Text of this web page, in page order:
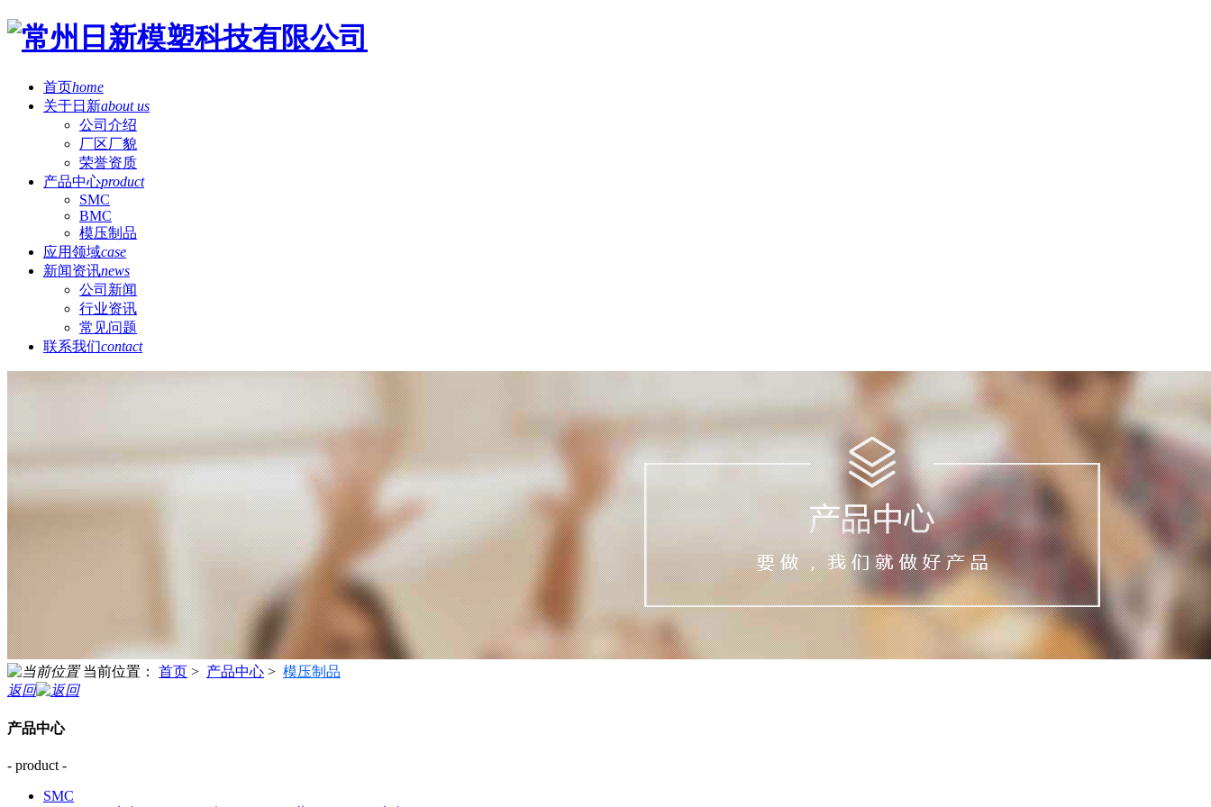
首页home
关于日新about us
公司介绍
厂区厂貌
荣誉资质
产品中心product
SMC
BMC
模压制品
应用领域case
新闻资讯news
公司新闻
行业资讯
常见问题
联系我们contact
当前位置： 首页 > 产品中心 > 模压制品
返回
产品中心
- product -
SMC